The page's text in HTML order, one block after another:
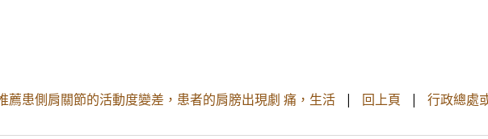
薦患側肩關節的活動度變差，患者的肩膀出現劇 痛，生活 | 回上頁 | 行政總處